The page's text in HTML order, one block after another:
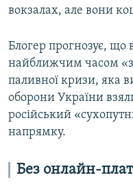
вокзалах, але вони
Блогер прогнозує, що
найближчим часом
паливної кризи, яка
оборони України
російський
напрямку.
Без онлайн-